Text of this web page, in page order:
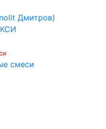
Дмитров)
смеси